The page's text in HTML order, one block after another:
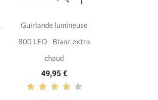
Guirlande lumineuse
800 LED - Blanc extra
chaud
49,95 €